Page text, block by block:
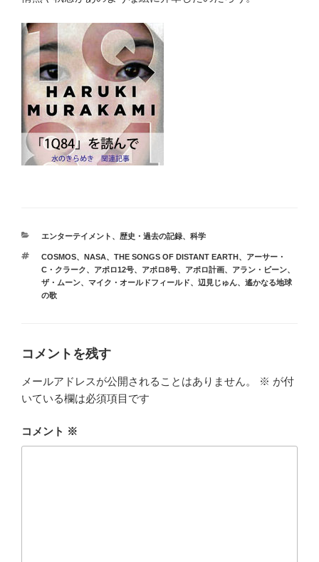
カ
ゴ
リ
ー
エンターテイメント 、 歴史・過去の記録、 科学
タ
グ
COSMOS、 NASA、 THE SONGS OF DISTANT EARTH、
アーサー・
C・クラーク、 アポロ12号、 アポロ8号、 アポロ計画、 アラン・ビーン、
ザ・ムーン、 マイク・オールドフィールド、 辺見じゅん、 遙かなる地球
の歌
コメントを残す
メールアドレスが公開されることはありません。 ※ が付
いている欄は必須項目です
コメント ※